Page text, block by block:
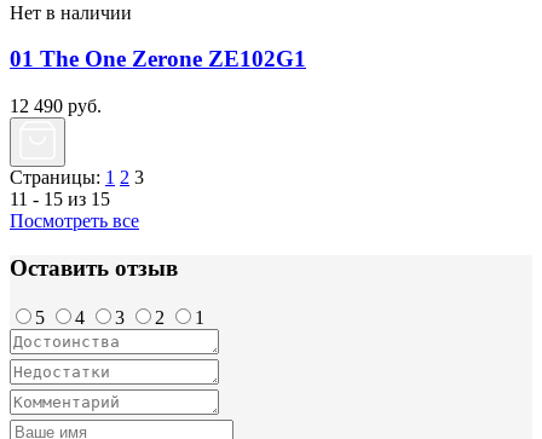
Нет в наличии
01 The One Zerone ZE102G1
12 490 руб.
Страницы: 1 2 3
11 - 15 из 15
Посмотреть все
Оставить отзыв
5 4 3 2 1